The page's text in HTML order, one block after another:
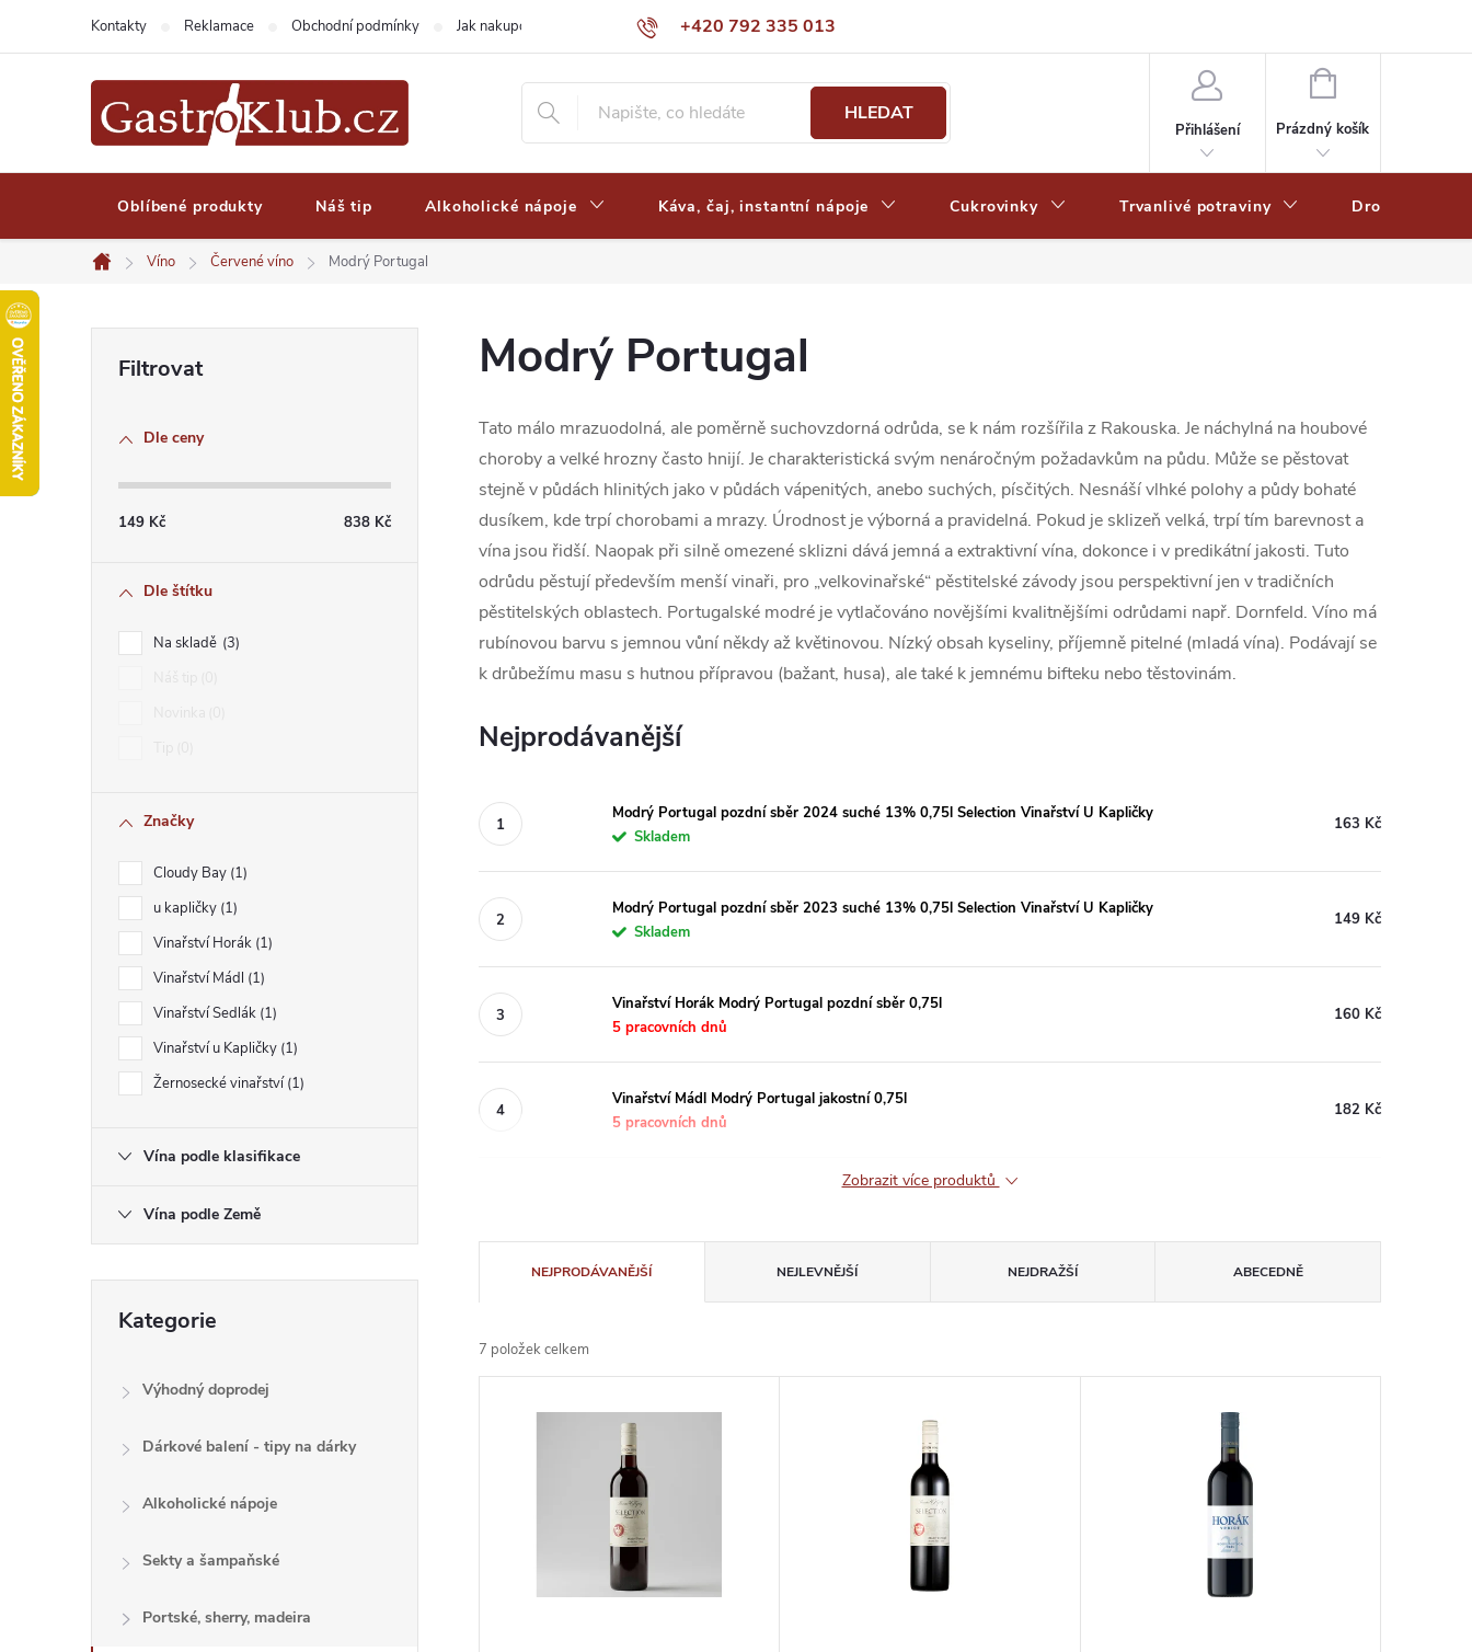
+420 792 335 013
Kontakty Reklamace Obchodní podmínky Jak nakupovat Výdejní místa a ceny dopravy Často kladené otázky
HLEDAT
Přihlášení
NÁKUPNÍ
Prázdný košík
Oblíbené produkty Náš tip Alkoholické nápoje Káva, čaj, instantní nápoje Cukrovinky Trvanlivé potraviny Drogerie
Domů
Víno Červené víno Modrý Portugal
Dle ceny
149 Kč 838 Kč
Dle štítku
Na skladě 3
Značky
Cloudy Bay 1
u kapličky 1
Vinařství Horák 1
Vinařství Mádl 1
Vinařství Sedlák 1
Vinařství u Kapličky 1
Žernosecké vinařství 1
Vína podle klasifikace
Vína podle Země
kategorie
Kategorie
Výhodný doprodej
Dárkové balení - tipy na dárky
Alkoholické nápoje
Sekty a šampaňské
Portské, sherry, madeira
Modrý Portugal
Tato málo mrazuodolná, ale poměrně suchovzdorná odrůda, se k nám rozšířila z Rakouska. Je náchylná na houbové
choroby a velké hrozny často hnijí. Je charakteristická svým nenáročným požadavkům na půdu. Může se pěstovat
stejně v půdách hlinitých jako v půdách vápenitých, anebo suchých, písčitých. Nesnáší vlhké polohy a půdy bohaté
dusíkem, kde trpí chorobami a mrazy. Úrodnost je výborná a pravidelná. Pokud je sklizeň velká, trpí tím barevnost a
vína jsou řidší. Naopak při silně omezené sklizni dává jemná a extraktivní vína, dokonce i v predikátní jakosti. Tuto
odrůdu pěstují především menší vinaři, pro „velkovinařské“ pěstitelské závody jsou perspektivní jen v tradičních
pěstitelských oblastech. Portugalské modré je vytlačováno novějšími kvalitnějšími odrůdami např. Dornfeld. Víno má
rubínovou barvu s jemnou vůní někdy až květinovou. Nízký obsah kyseliny, příjemně pitelné (mladá vína). Podávají se
k drůbežímu masu s hutnou přípravou (bažant, husa), ale také k jemnému bifteku nebo těstovinám.
Nejprodávanější
Modrý Portugal pozdní sběr 2024 suché 13% 0,75l Selection Vinařství U Kapličky
Skladem
163 Kč
Modrý Portugal pozdní sběr 2023 suché 13% 0,75l Selection Vinařství U Kapličky
Skladem
149 Kč
Vinařství Horák Modrý Portugal pozdní sběr 0,75l
5 pracovních dnů
160 Kč
Vinařství Mádl Modrý Portugal jakostní 0,75l
5 pracovních dnů
182 Kč
Zobrazit více produktů
a
z
NEJPRODÁVANĚJŠÍ NEJLEVNĚJŠÍ NEJDRAŽŠÍ ABECEDNĚ
7 položek celkem